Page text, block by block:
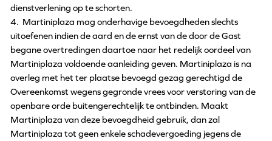
dienstverlening op te schorten.
4. Martiniplaza mag onderhavige bevoegdheden slechts
uitoefenen indien de aard en de ernst van de door de Gast
begane overtredingen daartoe naar het redelijk oordeel van
Martiniplaza voldoende aanleiding geven. Martiniplaza is na
overleg met het ter plaatse bevoegd gezag gerechtigd de
Overeenkomst wegens gegronde vrees voor verstoring van de
openbare orde buitengerechtelijk te ontbinden. Maakt
Martiniplaza van deze bevoegdheid gebruik, dan zal
Martiniplaza tot geen enkele schadevergoeding jegens de